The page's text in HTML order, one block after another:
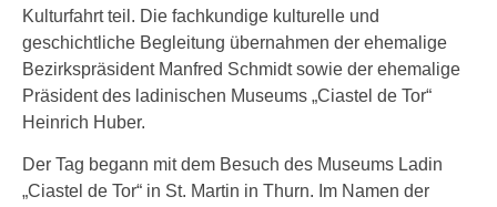
Kulturfahrt teil. Die fachkundige kulturelle und
geschichtliche Begleitung übernahmen der ehemalige
Bezirkspräsident Manfred Schmidt sowie der ehemalige
Präsident des ladinischen Museums „Ciastel de Tor“
Heinrich Huber.
Der Tag begann mit dem Besuch des Museums Ladin
„Ciastel de Tor“ in St. Martin in Thurn. Im Namen der